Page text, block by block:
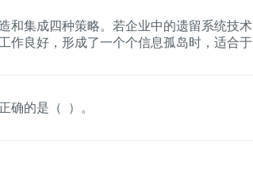
用（ ）架构策略实现该属性。
和集成四种策略。若企业中的遗留系统技术
作良好，形成了一个个信息孤岛时，适合于
确的是（ ）。